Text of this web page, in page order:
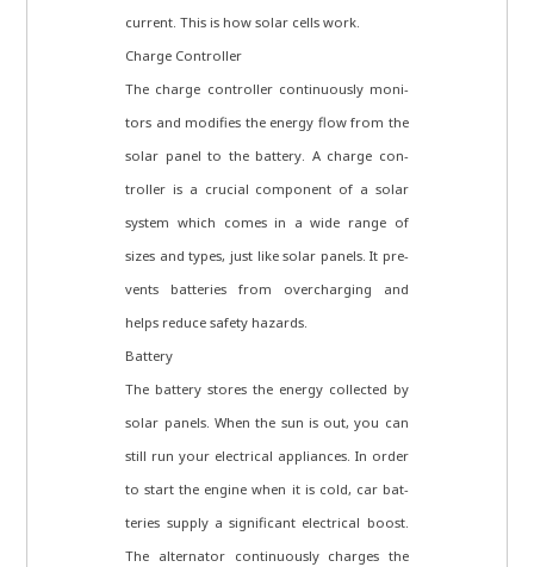
cur­rent. This is how solar cells work.
Char­ge Controller
The char­ge con­trol­ler con­ti­nuous­ly moni­
tors and modi­fi­es the ener­gy flow from the
solar panel to the bat­tery. A char­ge con­
trol­ler is a cru­cial com­po­nent of a solar
system which comes in a wide ran­ge of
sizes and types, just like solar panels. It pre­
vents bat­te­ries from over­char­ging and
helps redu­ce safe­ty hazards.
Battery
The bat­tery stores the ener­gy coll­ec­ted by
solar panels. When the sun is out, you can
still run your elec­tri­cal appli­ances. In order
to start the engi­ne when it is cold, car bat­
te­ries sup­p­ly a signi­fi­cant elec­tri­cal boost.
The alter­na­tor con­ti­nuous­ly char­ges the